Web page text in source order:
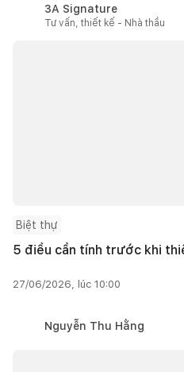
3A Signature
Tư vấn, thiết kế - Nhà thầu
Biệt thự
5 điều cần tính trước khi
27/06/2026, lúc 10:00
Nguyễn Thu Hằng